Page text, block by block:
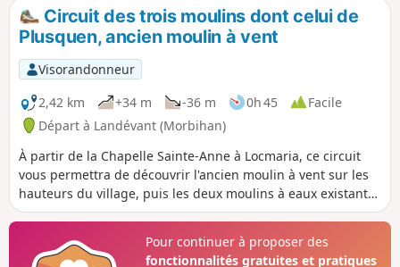
Circuit des trois moulins dont celui de
Plusquen, ancien moulin à vent
Visorandonneur
2,42 km
+34 m -36 m 0h 45
Facile
Départ à Landévant (Morbihan)
À partir de la Chapelle Sainte-Anne à Locmaria, ce circuit
vous permettra de découvrir l'ancien moulin à vent sur les
hauteurs du village, puis les deux moulins à eaux existants
sur la rivière dans la vallée en contrebas.
Pour continuer à proposer des
fonctionnalités gratuites et pratiques